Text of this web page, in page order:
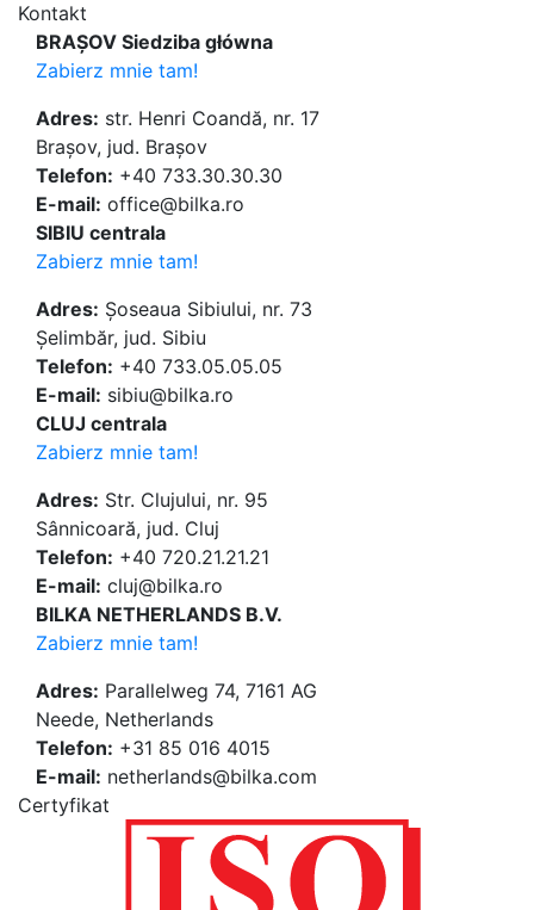
Kontakt
BRAȘOV Siedziba główna
Zabierz mnie tam!
Adres: str. Henri Coandă, nr. 17
Brașov, jud. Brașov
Telefon: +40 733.30.30.30
E-mail: office@bilka.ro
SIBIU centrala
Zabierz mnie tam!
Adres: Șoseaua Sibiului, nr. 73
Șelimbăr, jud. Sibiu
Telefon: +40 733.05.05.05
E-mail: sibiu@bilka.ro
CLUJ centrala
Zabierz mnie tam!
Adres: Str. Clujului, nr. 95
Sânnicoară, jud. Cluj
Telefon: +40 720.21.21.21
E-mail: cluj@bilka.ro
BILKA NETHERLANDS B.V.
Zabierz mnie tam!
Adres: Parallelweg 74, 7161 AG
Neede, Netherlands
Telefon: +31 85 016 4015
E-mail: netherlands@bilka.com
Certyfikat